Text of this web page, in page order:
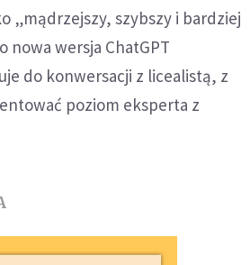
„mądrzejszy, szybszy i bardziej
nowa wersja ChatGPT
do konwersacji z licealistą, z
poziom eksperta z